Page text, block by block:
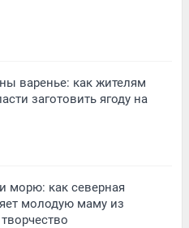
варенье: как жителям
заготовить ягоду на
морю: как северная
молодую маму из